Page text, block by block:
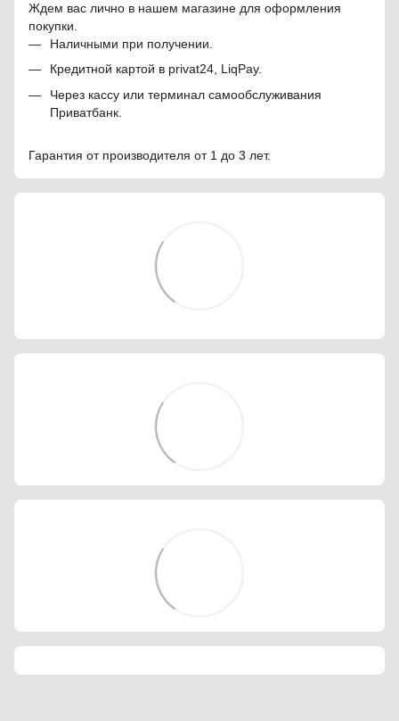
Ждем вас лично в нашем магазине для оформления
покупки.
Наличными при получении.
Кредитной картой в privat24, LiqPay.
Через кассу или терминал самообслуживания
Приватбанк.
Гарантия от производителя от 1 до 3 лет.